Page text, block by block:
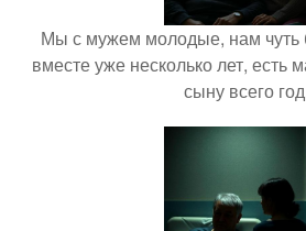
Мы с мужем молодые, нам чуть
вместе уже несколько лет, есть
сыну всего